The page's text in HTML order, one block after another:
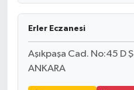
Erler Eczanesi
Aşıkpaşa Cad. No:45 D
ANKARA